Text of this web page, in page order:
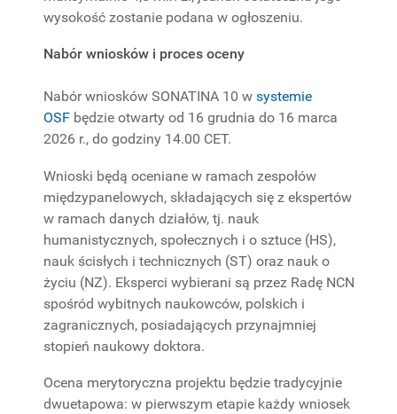
wysokość zostanie podana w ogłoszeniu.
Nabór wniosków i proces oceny
Nabór wniosków SONATINA 10 w systemie
OSF będzie otwarty od 16 grudnia do 16 marca
2026 r., do godziny 14.00 CET.
Wnioski będą oceniane w ramach zespołów
międzypanelowych, składających się z ekspertów
w ramach danych działów, tj. nauk
humanistycznych, społecznych i o sztuce (HS),
nauk ścisłych i technicznych (ST) oraz nauk o
życiu (NZ). Eksperci wybierani są przez Radę NCN
spośród wybitnych naukowców, polskich i
zagranicznych, posiadających przynajmniej
stopień naukowy doktora.
Ocena merytoryczna projektu będzie tradycyjnie
dwuetapowa: w pierwszym etapie każdy wniosek